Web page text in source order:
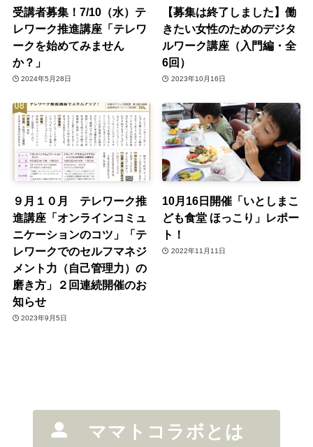
受講者募集！7/10（水）テ
レワーク推進講座「テレワ
ークを始めてみません
か？」
2024年5月28日
【募集は終了しました】働
きたい女性のためのデジタ
ルワーク講座（入門編・全
6回）
2023年10月16日
９月１０月 テレワーク推
進講座「オンラインコミュ
ニケーションのコツ」「テ
レワークでのセルフマネジ
メント力（自己管理力）の
磨き方」２回連続開催のお
知らせ
2023年9月5日
10月16日開催「いとしまこ
ども食堂 ほっこり」レポー
ト！
2022年11月11日
ママトコラボとは